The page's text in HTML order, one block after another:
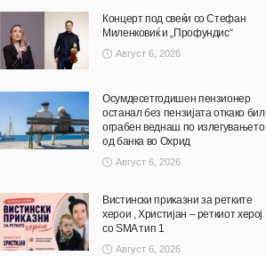
Концерт под свеќи со Стефан
Миленковиќ и „Профундис“
Август 6, 2026
Осумдесетгодишен пензионер
останал без пензијата откако бил
ограбен веднаш по излегувањето
од банка во Охрид
Август 6, 2026
Вистински приказни за ретките
херои , Христијан – реткиот херој
со SMA тип 1
Август 6, 2026